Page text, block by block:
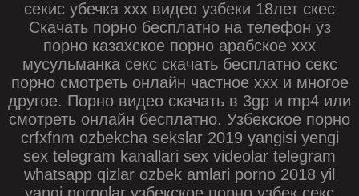
секис убечка ххх видео узбеки 18лет скес
Скачать порно бесплатно на телефон уз
порно казахское порно арабское ххх
мусульманка секс скачать бесплатно секс
порно смотреть онлайн частное ххх и многое
другое. Порно видео скачать в 3gp и mp4 или
смотреть онлайн бесплатно. Узбекское порно
crfxfnm ozbekcha sekslar 2019 yangisi yengi
sex telegram kanallari sex videolar telegram
whatsapp qizlar ozbek amlari porno 2018 yil